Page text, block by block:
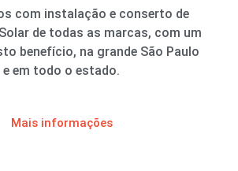
com instalação e conserto de
de todas as marcas, com um
benefício, na grande São Paulo
e em todo o estado.
Mais informações